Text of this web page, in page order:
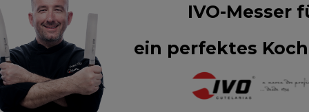
IVO-Messer
ein perfektes